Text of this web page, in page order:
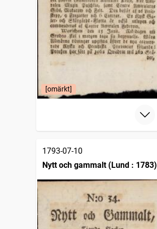
[omärkt]
1793-07-10
Nytt och gammalt (Lund : 1783)